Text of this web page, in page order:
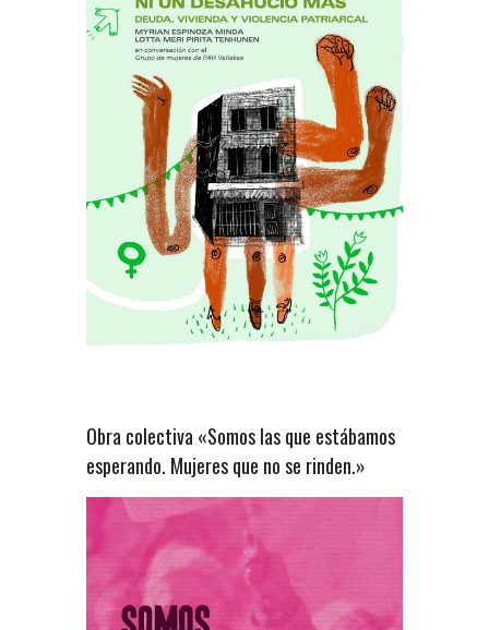
Obra colectiva «Somos las que estábamos
esperando. Mujeres que no se rinden.»